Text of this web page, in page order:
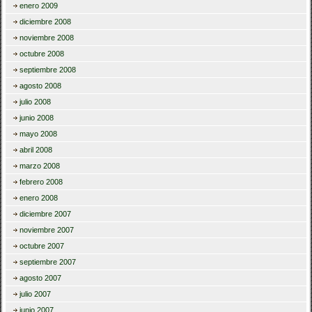
enero 2009
diciembre 2008
noviembre 2008
octubre 2008
septiembre 2008
agosto 2008
julio 2008
junio 2008
mayo 2008
abril 2008
marzo 2008
febrero 2008
enero 2008
diciembre 2007
noviembre 2007
octubre 2007
septiembre 2007
agosto 2007
julio 2007
junio 2007